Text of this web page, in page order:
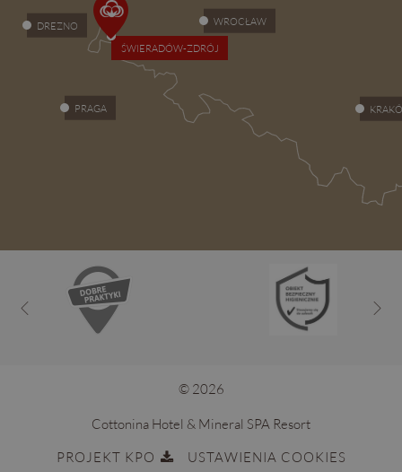
ŚWIERADÓW-ZDRÓJ
WROCŁAW
PRAGA
DREZNO
© 2026
Cottonina Hotel & Mineral SPA Resort
PROJEKT KPO
USTAWIENIA COOKIES